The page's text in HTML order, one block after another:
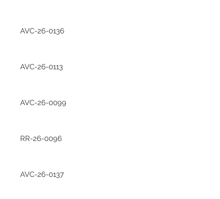
AVC-26-0136
AVC-26-0113
AVC-26-0099
RR-26-0096
AVC-26-0137